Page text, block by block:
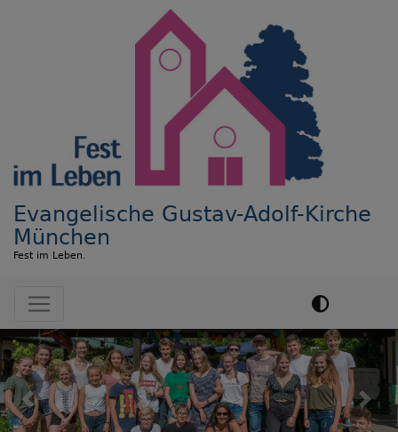
Evangelische Gustav-Adolf-Kirche
München
Fest im Leben.
Hauptnavigation
Previous